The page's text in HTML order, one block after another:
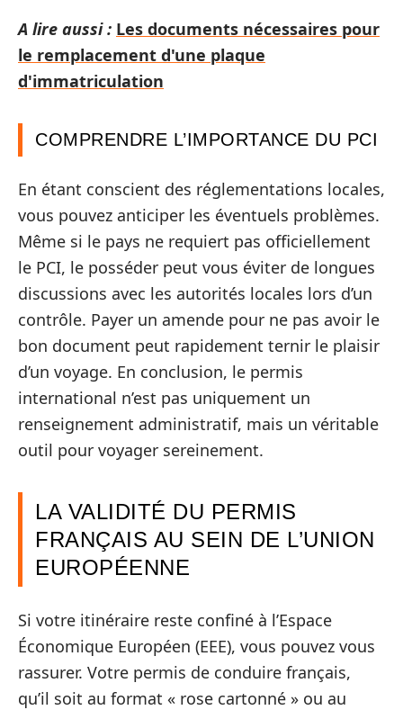
A lire aussi : Les documents nécessaires pour
le remplacement d'une plaque
d'immatriculation
COMPRENDRE L’IMPORTANCE DU PCI
En étant conscient des réglementations locales,
vous pouvez anticiper les éventuels problèmes.
Même si le pays ne requiert pas officiellement
le PCI, le posséder peut vous éviter de longues
discussions avec les autorités locales lors d’un
contrôle. Payer un amende pour ne pas avoir le
bon document peut rapidement ternir le plaisir
d’un voyage. En conclusion, le permis
international n’est pas uniquement un
renseignement administratif, mais un véritable
outil pour voyager sereinement.
LA VALIDITÉ DU PERMIS
FRANÇAIS AU SEIN DE L’UNION
EUROPÉENNE
Si votre itinéraire reste confiné à l’Espace
Économique Européen (EEE), vous pouvez vous
rassurer. Votre permis de conduire français,
qu’il soit au format « rose cartonné » ou au